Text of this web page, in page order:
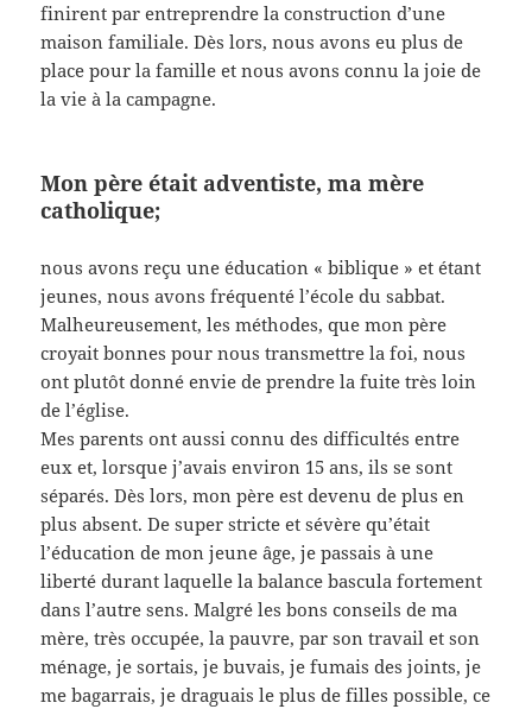
finirent par entreprendre la construction d’une
maison familiale. Dès lors, nous avons eu plus de
place pour la famille et nous avons connu la joie de
la vie à la campagne.
Mon père était adventiste, ma mère
catholique;
nous avons reçu une éducation « biblique » et étant
jeunes, nous avons fréquenté l’école du sabbat.
Malheureusement, les méthodes, que mon père
croyait bonnes pour nous transmettre la foi, nous
ont plutôt donné envie de prendre la fuite très loin
de l’église.
Mes parents ont aussi connu des difficultés entre
eux et, lorsque j’avais environ 15 ans, ils se sont
séparés. Dès lors, mon père est devenu de plus en
plus absent. De super stricte et sévère qu’était
l’éducation de mon jeune âge, je passais à une
liberté durant laquelle la balance bascula fortement
dans l’autre sens. Malgré les bons conseils de ma
mère, très occupée, la pauvre, par son travail et son
ménage, je sortais, je buvais, je fumais des joints, je
me bagarrais, je draguais le plus de filles possible, ce